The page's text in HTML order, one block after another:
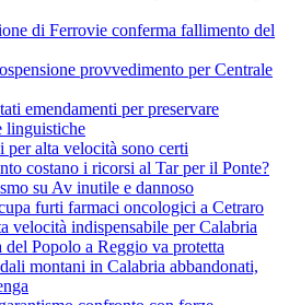
di Ferrovie conferma fallimento del
provvedimento per Centrale
emendamenti per preservare
linguistiche
alta velocità sono certi
costano i ricorsi al Tar per il Ponte?
su Av inutile e dannoso
furti farmaci oncologici a Cetraro
velocità indispensabile per Calabria
Popolo a Reggio va protetta
montani in Calabria abbandonati,